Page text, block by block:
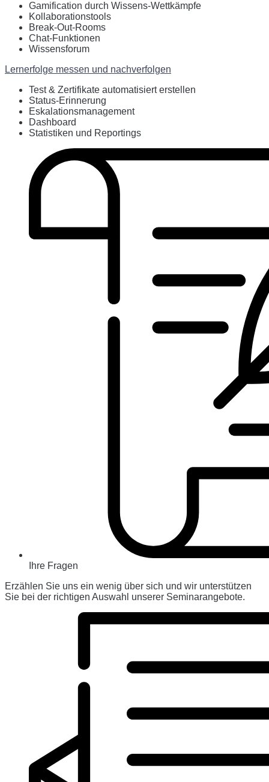
Gamification durch Wissens-Wettkämpfe
Kollaborationstools
Break-Out-Rooms
Chat-Funktionen
Wissensforum
Lernerfolge messen und nachverfolgen
Test & Zertifikate automatisiert erstellen
Status-Erinnerung
Eskalationsmanagement
Dashboard
Statistiken und Reportings
Ihre Fragen
Erzählen Sie uns ein wenig über sich und wir unterstützen
Sie bei der richtigen Auswahl unserer Seminarangebote.